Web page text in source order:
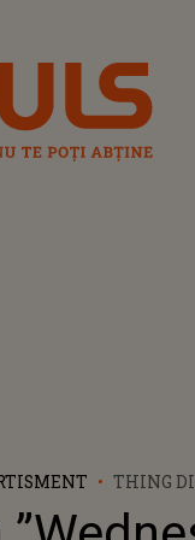
THING